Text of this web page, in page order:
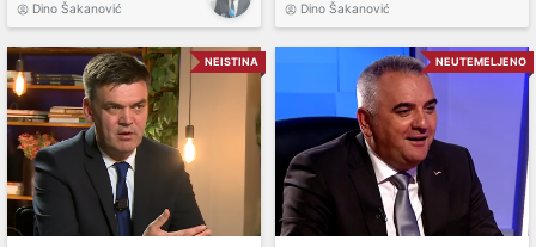
Dino Šakanović
Dino Šakanović
NEISTINA NEUTEMELJENO